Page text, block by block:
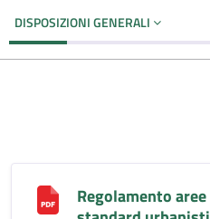
DISPOSIZIONI GENERALI
Regolamento